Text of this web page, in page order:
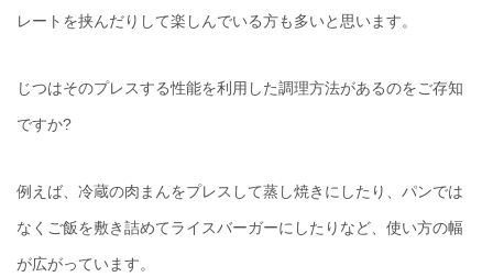
レートを挟んだりして楽しんでいる方も多いと思います。
じつはそのプレスする性能を利用した調理方法があるのをご存知
ですか?
例えば、冷蔵の肉まんをプレスして蒸し焼きにしたり、パンでは
なくご飯を敷き詰めてライスバーガーにしたりなど、使い方の幅
が広がっています。